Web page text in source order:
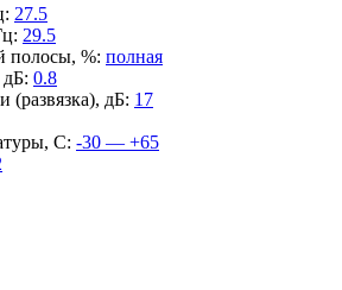
: 27.5
: 29.5
полосы, %: полная
дБ: 0.8
(развязка), дБ: 17
С: -30 — +65